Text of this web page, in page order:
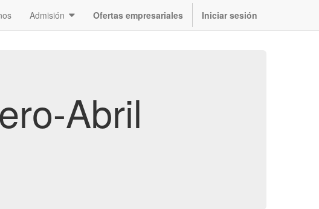
Admisión Ofertas empresariales Iniciar sesión
Abril